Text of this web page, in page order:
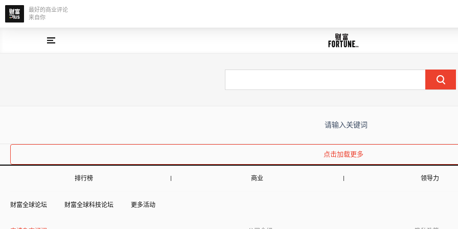
最好的商业评论
来自你
请输入关键词
点击加载更多
排行榜 商业 领导力
财富全球论坛 财富全球科技论坛 更多活动